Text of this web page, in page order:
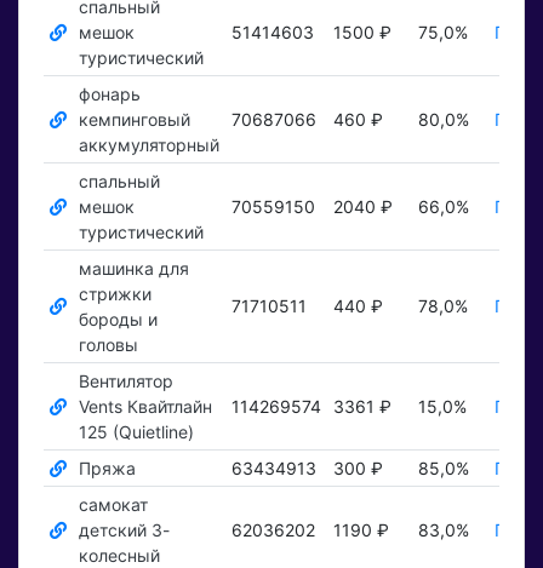
спальный
мешок
туристический
51414603 1500 ₽ 75,0%
фонарь
кемпинговый
аккумуляторный
70687066 460 ₽ 80,0%
спальный
мешок
туристический
70559150 2040 ₽ 66,0%
машинка для
стрижки
бороды и
головы
71710511 440 ₽ 78,0%
Вентилятор
Vents Квайтлайн
125 (Quietline)
114269574 3361 ₽ 15,0%
Пряжа 63434913 300 ₽ 85,0%
самокат
детский 3-
колесный
62036202 1190 ₽ 83,0%